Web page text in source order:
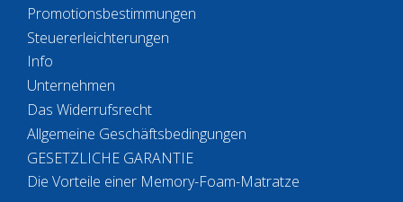
Promotionsbestimmungen
Steuererleichterungen
Info
Unternehmen
Das Widerrufsrecht
Allgemeine Geschäftsbedingungen
GESETZLICHE GARANTIE
Die Vorteile einer Memory-Foam-Matratze